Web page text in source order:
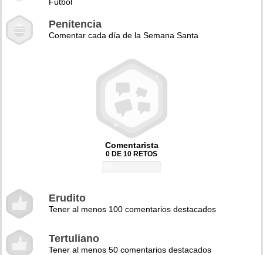
Penitencia
Comentar cada día de la Semana Santa
Comentarista
0 DE 10 RETOS
Erudito
Tener al menos 100 comentarios destacados
Tertuliano
Tener al menos 50 comentarios destacados